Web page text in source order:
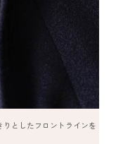
としたフロントラインを